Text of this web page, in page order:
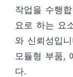
작업을 수행
요로 하는 요
와 신뢰성입
모듈형 부품,
다.